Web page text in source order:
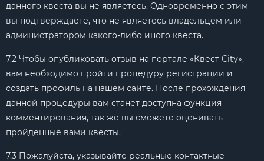
данного квеста вы не являетесь. Одновременно с этим
вы подтверждаете, что не являетесь владельцем или
администратором какого-либо иного квеста.
7.2 Чтобы опубликовать отзыв на портале «Квест City»,
вам необходимо пройти процедуру регистрации и
создать профиль на нашем сайте. После прохождения
данной процедуры вам станет доступна функция
комментирования, так же вы сможете оценивать
пройденные вами квесты.
7.3 Пожалуйста, указывайте реальные контактные